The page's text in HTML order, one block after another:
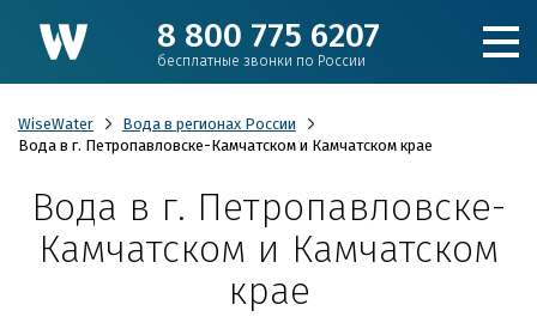
8 800 775 6207
бесплатные звонки по России
Подобрать фильтр
WiseWater
Вода в регионах России
Вода в г. Петропавловске-Камчатском и Камчатском крае
Вода в г. Петропавловске-
Камчатском и Камчатском
крае